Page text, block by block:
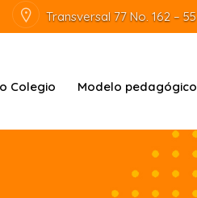
Transversal 77 No. 162 – 55
Colegio Modelo pedagógico